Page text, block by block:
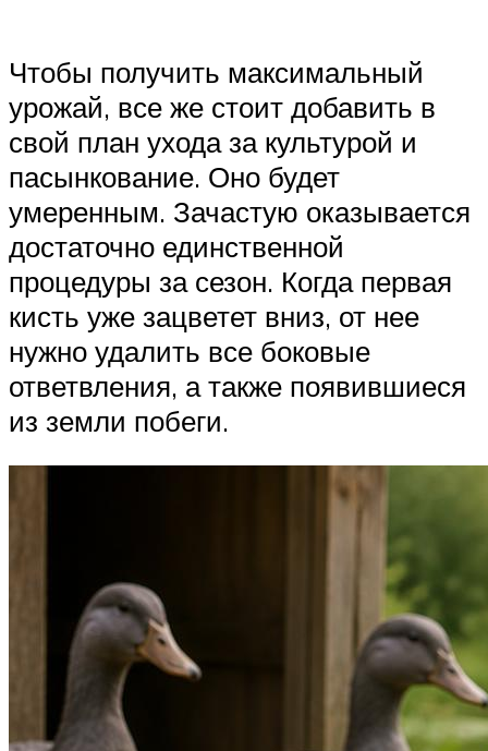
Чтобы получить максимальный
урожай, все же стоит добавить в
свой план ухода за культурой и
пасынкование. Оно будет
умеренным. Зачастую оказывается
достаточно единственной
процедуры за сезон. Когда первая
кисть уже зацветет вниз, от нее
нужно удалить все боковые
ответвления, а также появившиеся
из земли побеги.